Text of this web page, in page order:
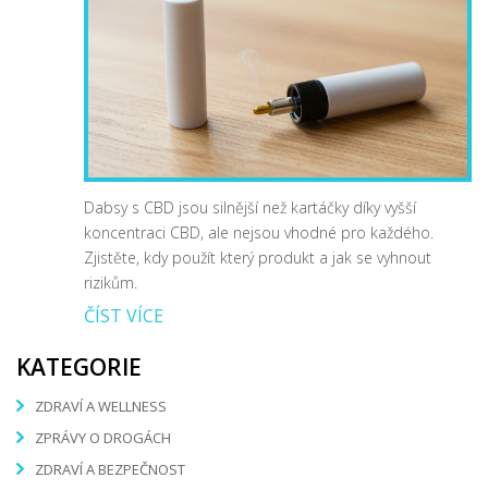
Dabsy s CBD jsou silnější než kartáčky díky vyšší
koncentraci CBD, ale nejsou vhodné pro každého.
Zjistěte, kdy použít který produkt a jak se vyhnout
rizikům.
ČÍST VÍCE
KATEGORIE
ZDRAVÍ A WELLNESS
ZPRÁVY O DROGÁCH
ZDRAVÍ A BEZPEČNOST